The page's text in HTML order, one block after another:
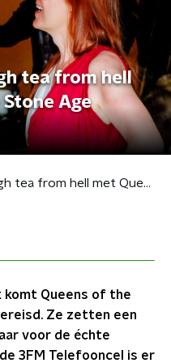
tea from hell
Age
3FM Backstage: high tea from hell met Queens of the Stone Age
komt Queens of the
Ze zetten een
voor de échte
3FM Telefooncel is er